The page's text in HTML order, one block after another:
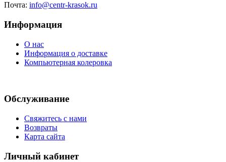
Почта: info@centr-krasok.ru
Информация
О нас
Информация о доставке
Компьютерная колеровка
Обслуживание
Свяжитесь с нами
Возвраты
Карта сайта
Личный кабинет